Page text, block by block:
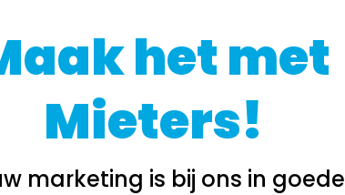
het met
Mieters!
marketing is bij ons in goede